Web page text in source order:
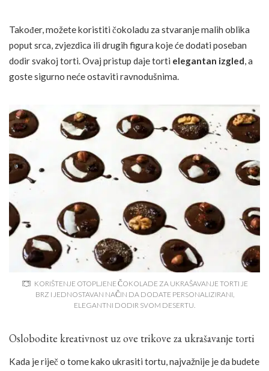
Također, možete koristiti čokoladu za stvaranje malih oblika
poput srca, zvjezdica ili drugih figura koje će dodati poseban
dodir svakoj torti. Ovaj pristup daje torti elegantan izgled, a
goste sigurno neće ostaviti ravnodušnima.
KORIŠTENJE OTOPLJENE ČOKOLADE ZA UKRAŠAVANJE TORTI JE
BRZ I JEDNOSTAVAN NAČIN DA DODATE PERSONALIZIRANI,
ELEGANTNI DODIR SVOM DESERTU.
Oslobodite kreativnost uz ove trikove za ukrašavanje torti
Kada je riječ o tome kako ukrasiti tortu, najvažnije je da budete